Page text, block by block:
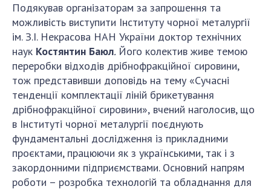
Подякував організаторам за запрошення та
можливість виступити Інституту чорної металургії
ім. З.І. Некрасова НАН України доктор технічних
наук Костянтин Баюл. Його колектив живе темою
переробки відходів дрібнофракційної сировини,
тож представивши доповідь на тему «Сучасні
тенденції комплектації ліній брикетування
дрібнофракційної сировини», вчений наголосив, що
в Інституті чорної металургії поєднують
фундаментальні дослідження із прикладними
проєктами, працюючи як з українськими, так і з
закордонними підприємствами. Основний напрям
роботи – розробка технологій та обладнання для